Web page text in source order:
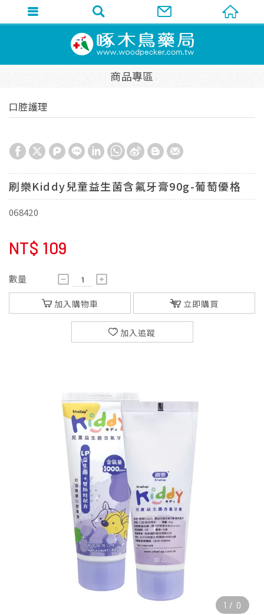
商品專區
口腔護理
刷樂Kiddy兒童益生菌含氟牙膏90g-葡萄優格
068420
NT$ 109
數量
加入購物車 立即購買
加入追蹤
1 / 0